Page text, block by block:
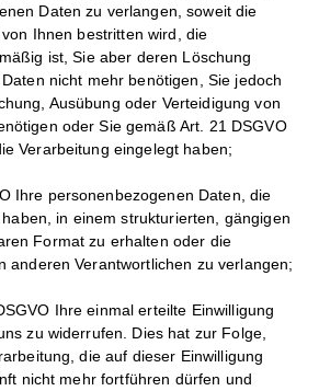
Daten zu verlangen, soweit die
Ihnen bestritten wird, die
ist, Sie aber deren Löschung
nicht mehr benötigen, Sie jedoch
Ausübung oder Verteidigung von
oder Sie gemäß Art. 21 DSGVO
Verarbeitung eingelegt haben;
Ihre personenbezogenen Daten, die
in einem strukturierten, gängigen
Format zu erhalten oder die
anderen Verantwortlichen zu verlangen;
Ihre einmal erteilte Einwilligung
zu widerrufen. Dies hat zur Folge,
die auf dieser Einwilligung
nicht mehr fortführen dürfen und